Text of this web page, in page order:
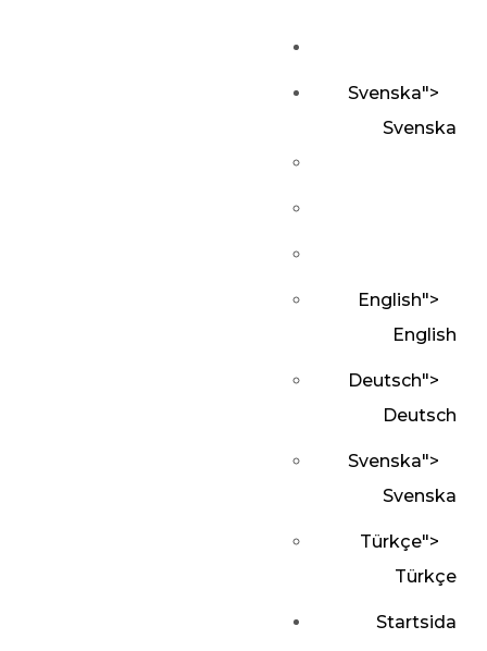
Svenska">
Svenska
English">
English
Deutsch">
Deutsch
Svenska">
Svenska
Türkçe">
Türkçe
Startsida